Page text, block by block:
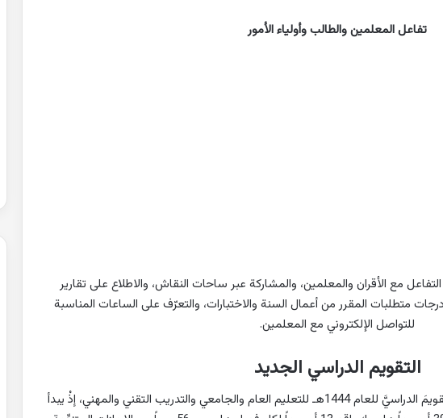
تفاعل المعلمين والطالب وأولياء الأمور
مع الأقران والمعلمين، والمشاركة عبر ساحات النقاش، والاطلاع على تقارير
متطلبات المقرر من أعمال السنة والاختبارات، والتعرّف على الساعات المناسبة
للتواصل الإلكتروني مع المعلمين.
التقويم الدراسي الجديد
وفي وقت سابق، أعلَنت وزارةُ التعليم التقويمَ الدراسيَّ للعام 1444هـ للتعليم العام والجامعي والتدريب التقني والمهني، إذْ يبدأ